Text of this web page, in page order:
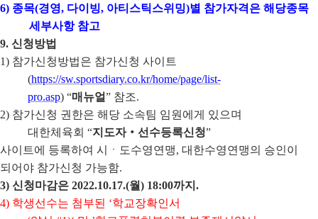
6) 종목(경영, 다이빙, 아티스틱스위밍)별 참가자격은 해당종목
세부사항 참고
9. 신청방법
1) 참가신청방법은 참가신청 사이트
(https://sw.sportsdiary.co.kr/home/page/list-
pro.asp) “매뉴얼” 참조.
2) 참가신청 권한은 해당 소속팀 임원에게 있으며
대한체육회 “지도자‧ 선수등록신청”
사이트에 등록하여 시
ㆍ 도수영연맹, 대한수영연맹의 승인이
되어야 참가신청 가능함.
3) 신청마감은 2022.10.17.(월) 18:00까지 .
4) 학생선수는 첨부된 ‘학교장확인서